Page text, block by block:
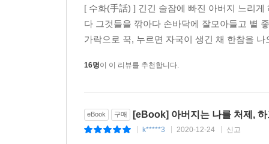
[ 수화(手話) ] 긴긴 술잠에 빠진 아버지 느리
다 그것들을 깎아다 손바닥에 잘모아들고 볕
가락으로 꾹, 누르면 자국이 생긴 채 한참을
16명이 이 리뷰를 추천합니다.
eBook 구매 [eBook] 아버지는 나를 처제,
k*****3 2020-12-24 신고